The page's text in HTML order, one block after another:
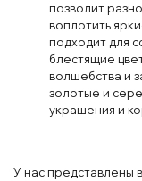
позволит
воплотить
подходит для
блестящие
волшебства и
золотые и
украшения и
У нас представлены